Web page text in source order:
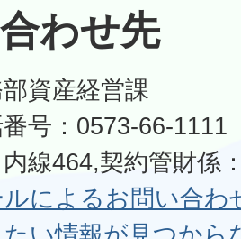
わせ先
資産経営課
号：0573-66-1111
線464,契約管財係
ルによるお問い合わ